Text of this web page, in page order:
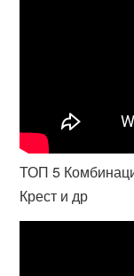
ТОП 5
Крест и др